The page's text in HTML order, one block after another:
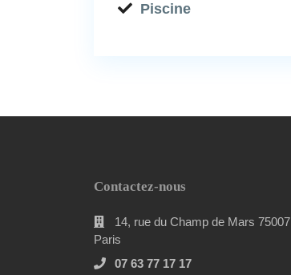
Piscine
Contactez-nous
14, rue du Champ de Mars 75007
Paris
07 63 77 17 17